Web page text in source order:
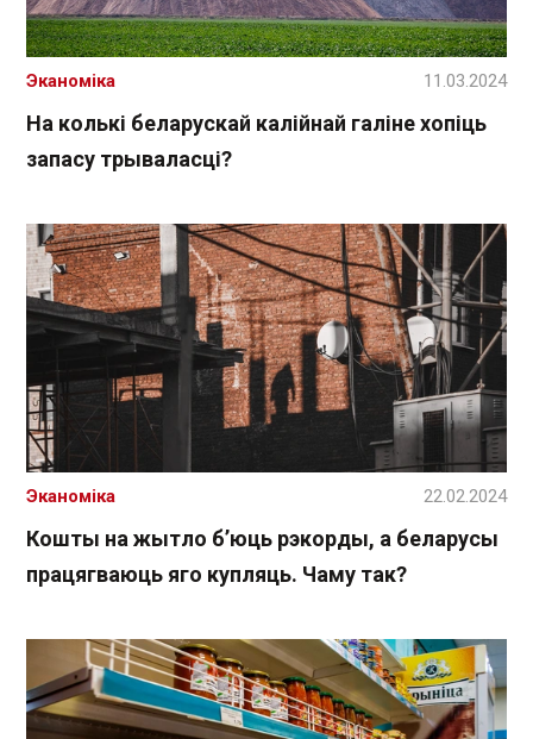
На колькі беларускай калійнай галіне хопіць
запасу трываласці?
Эканоміка 11.03.2024
Кошты на жытло б’юць рэкорды, а беларусы
працягваюць яго купляць. Чаму так?
Эканоміка 22.02.2024